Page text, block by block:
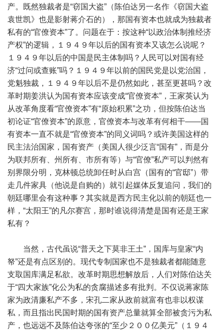
产。既然独裁者是“窃国大盗”（陈伯达另一名作《窃国大盗
袁世凯》也是影射蒋介石的），那国有资本也就成为独裁者
私有的“官僚资本”了。问题在于：按这种“以政治体制推经济
产权”的逻辑，１９４９年以后的国有资本又该怎么说呢？
１９４９年以后的中国是民主体制吗？人民可以对国有经
济“过问或查账”吗？１９４９年以前的国民党是以党治国，
党魁独裁，１９４９年以后不是仍然如此，甚至更甚吗？改
革时期姜洪认为国有资本应该变成“官僚资本”，王家英认为
从改革角度看“官僚资本”有“原始积累”之功，但按陈伯达当
初论证“官僚资本”的原意，官僚资本与改革有何相干——国
有资本一直不就是“官僚资本”的同义词吗？或许美国这样的
民主法治国家，国有资产（美国人很少泛言“国有”，而是分
为联邦所有、州所有、市所有等）与“官僚”私产可以判然有
别界限分明，克林顿总统卸任时从白宫（国有的“官邸”）带
走几件家具（他说是自购的）就引起媒体反复追问，我们的
朝廷哪里会有这种事？其实就是西方民主化以前的朝廷也一
样，“太阳王”的凡尔赛宫，那时谁说得清楚是国有还是王家
私有？
当然，古代虽说“普天之下莫非王土”，国库与皇家“内
帑”还是有点区别的。现代专制国家也不是独裁者都能随意
支取国库满足私欲。改革时期思想解放后，人们对陈伯达关
于“四大家族”化公为私的贪腐描述多有批判。不仅说蒋家陈
家为政清廉私产不多，宋孔二家从政前就富有也非以权谋
私，而且指出民国时期的国有资产总量就算全部被贪污为私
产，也远远不及陈伯达夸张的“至少２００亿美元”（１９４